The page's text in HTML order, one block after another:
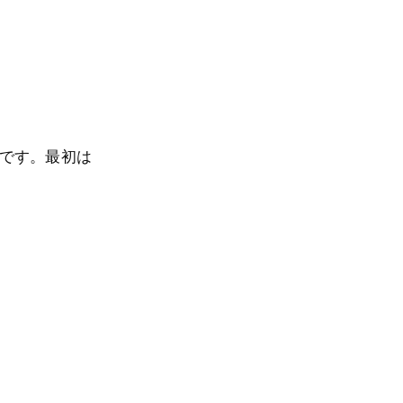
す。最初は